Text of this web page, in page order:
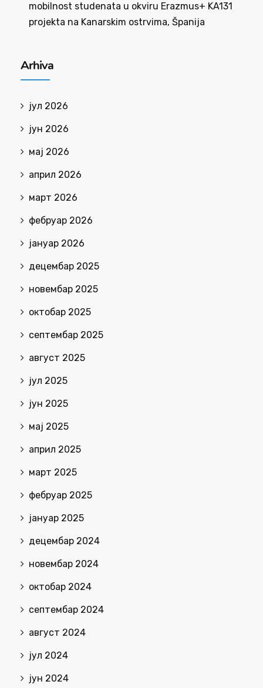
mobilnost studenata u okviru Erazmus+ KA131
projekta na Kanarskim ostrvima, Španija
Arhiva
јул 2026
јун 2026
мај 2026
април 2026
март 2026
фебруар 2026
јануар 2026
децембар 2025
новембар 2025
октобар 2025
септембар 2025
август 2025
јул 2025
јун 2025
мај 2025
април 2025
март 2025
фебруар 2025
јануар 2025
децембар 2024
новембар 2024
октобар 2024
септембар 2024
август 2024
јул 2024
јун 2024